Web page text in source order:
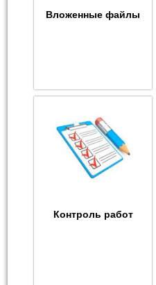
Вложенные файлы
Контроль работ